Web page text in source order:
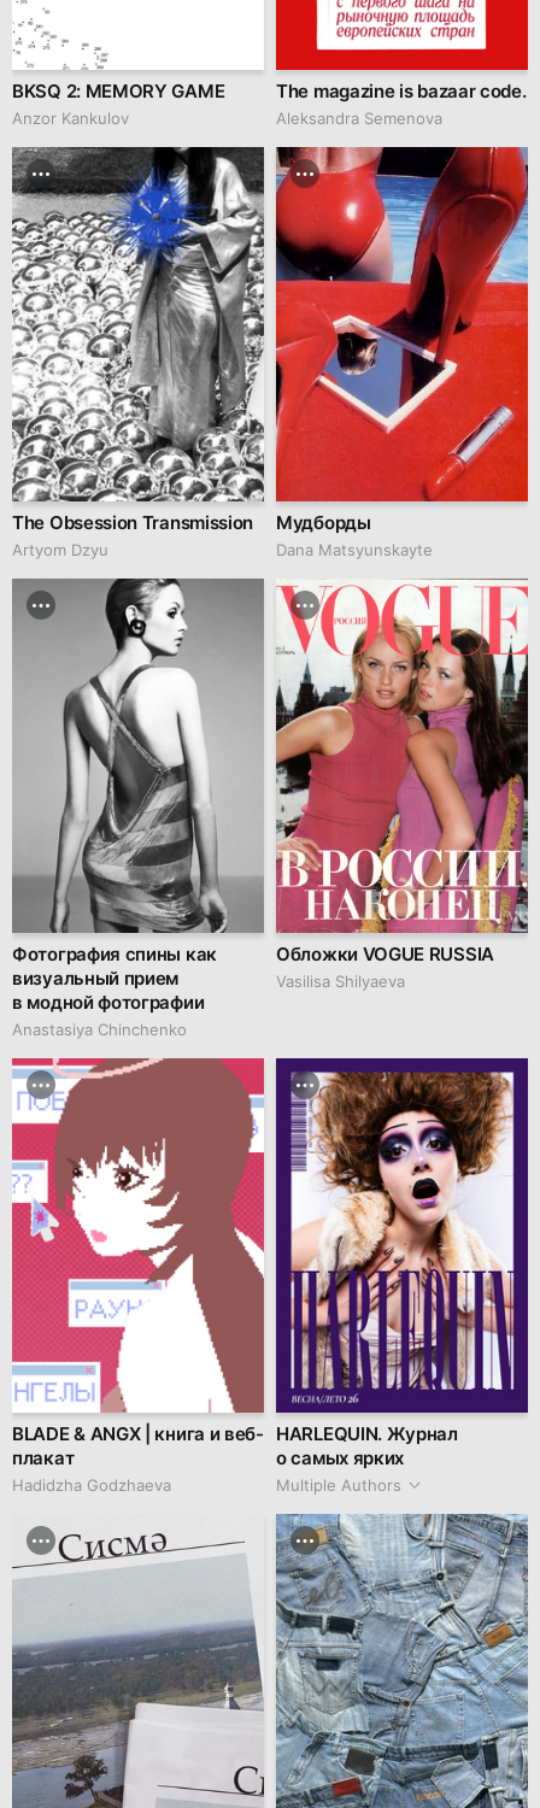
BKSQ 2: MEMORY GAME
Anzor Kankulov
The magazine is bazaar code.
Aleksandra Semenova
The Obsession Transmission
Artyom Dzyu
Мудборды
Dana Matsyunskayte
Фотография спины как
визуальный прием
в модной фотографии
Anastasiya Chinchenko
Обложки VOGUE RUSSIA
Vasilisa Shilyaeva
BLADE & ANGX | книга и веб-
плакат
Hadidzha Godzhaeva
HARLEQUIN. Журнал
о самых ярких
Multiple Authors